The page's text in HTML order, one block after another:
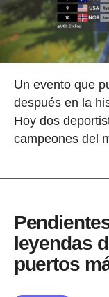
Un evento que
después en la
Hoy dos
campeones del
leyendas
puertos